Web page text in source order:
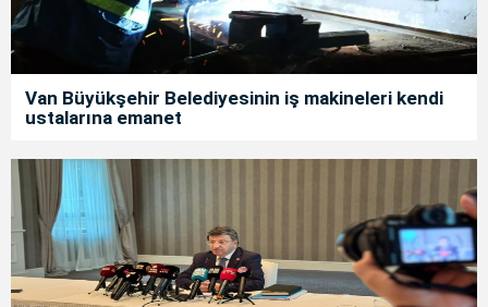
Van Büyükşehir Belediyesinin iş makineleri kendi
ustalarına emanet